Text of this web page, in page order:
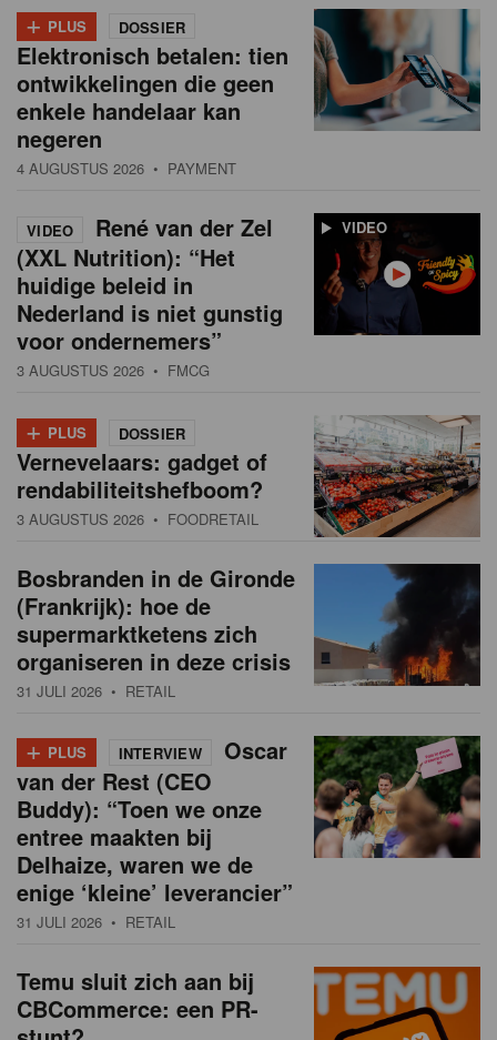
+ PLUS DOSSIER
Elektronisch betalen: tien
ontwikkelingen die geen
enkele handelaar kan
negeren
4 AUGUSTUS 2026 • PAYMENT
VIDEO
VIDEO
René van der Zel
(XXL Nutrition): “Het
huidige beleid in
Nederland is niet gunstig
voor ondernemers”
3 AUGUSTUS 2026 • FMCG
+ PLUS DOSSIER
Vernevelaars: gadget of
rendabiliteitshefboom?
3 AUGUSTUS 2026 • FOODRETAIL
Bosbranden in de Gironde
(Frankrijk): hoe de
supermarktketens zich
organiseren in deze crisis
31 JULI 2026 • RETAIL
+ PLUS INTERVIEW
Oscar
van der Rest (CEO
Buddy): “Toen we onze
entree maakten bij
Delhaize, waren we de
enige ‘kleine’ leverancier”
31 JULI 2026 • RETAIL
Temu sluit zich aan bij
CBCommerce: een PR-